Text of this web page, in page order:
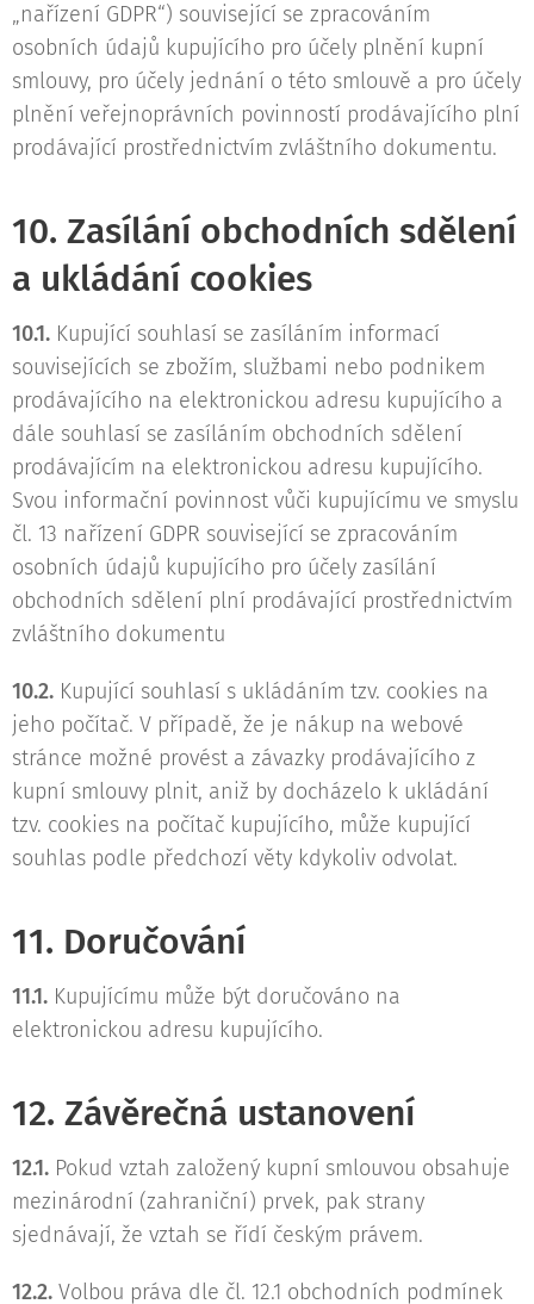
„nařízení GDPR“) související se zpracováním
osobních údajů kupujícího pro účely plnění kupní
smlouvy, pro účely jednání o této smlouvě a pro účely
plnění veřejnoprávních povinností prodávajícího plní
prodávající prostřednictvím zvláštního dokumentu.
10. Zasílání obchodních sdělení
a ukládání cookies
10.1. Kupující souhlasí se zasíláním informací
souvisejících se zbožím, službami nebo podnikem
prodávajícího na elektronickou adresu kupujícího a
dále souhlasí se zasíláním obchodních sdělení
prodávajícím na elektronickou adresu kupujícího.
Svou informační povinnost vůči kupujícímu ve smyslu
čl. 13 nařízení GDPR související se zpracováním
osobních údajů kupujícího pro účely zasílání
obchodních sdělení plní prodávající prostřednictvím
zvláštního dokumentu
10.2. Kupující souhlasí s ukládáním tzv. cookies na
jeho počítač. V případě, že je nákup na webové
stránce možné provést a závazky prodávajícího z
kupní smlouvy plnit, aniž by docházelo k ukládání
tzv. cookies na počítač kupujícího, může kupující
souhlas podle předchozí věty kdykoliv odvolat.
11. Doručování
11.1. Kupujícímu může být doručováno na
elektronickou adresu kupujícího.
12. Závěrečná ustanovení
12.1. Pokud vztah založený kupní smlouvou obsahuje
mezinárodní (zahraniční) prvek, pak strany
sjednávají, že vztah se řídí českým právem.
12.2. Volbou práva dle čl. 12.1 obchodních podmínek